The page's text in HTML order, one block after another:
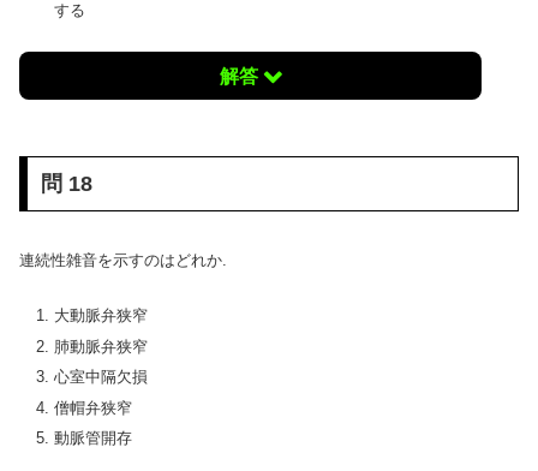
する
解答
問 18
連続性雑音を示すのはどれか.
大動脈弁狭窄
肺動脈弁狭窄
心室中隔欠損
僧帽弁狭窄
動脈管開存